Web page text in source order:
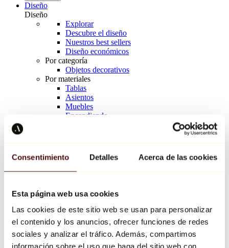
Consentimiento Detalles Acerca de las cookies
Esta página web usa cookies
Las cookies de este sitio web se usan para personalizar
el contenido y los anuncios, ofrecer funciones de redes
sociales y analizar el tráfico. Además, compartimos
información sobre el uso que haga del sitio web con
Diseño
Diseño
Explorar
Descubre el diseño
Nuestros best sellers
Diseño económicos
Por categoría
Objetos decorativos
Por materiales
Tablas
Asientos
Muebles
Encendiendo
Richard Orlinski
Keith Haring
Jeff Koons
Jean-Michel Basquiat
Todos los diseñadores
Obra de la semana